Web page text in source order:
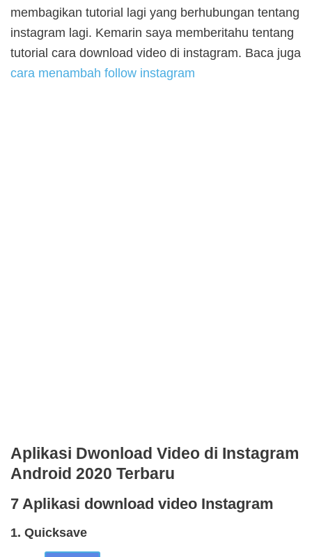
membagikan tutorial lagi yang berhubungan tentang
instagram lagi. Kemarin saya memberitahu tentang
tutorial cara download video di instagram. Baca juga
cara menambah follow instagram
Aplikasi Dwonload Video di Instagram
Android 2020 Terbaru
7 Aplikasi download video Instagram
1. Quicksave